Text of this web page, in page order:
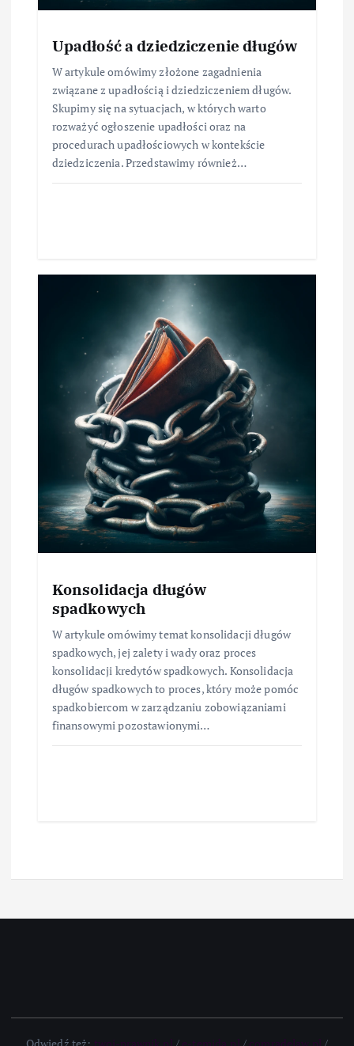
Upadłość a dziedziczenie długów
W artykule omówimy złożone zagadnienia
związane z upadłością i dziedziczeniem długów.
Skupimy się na sytuacjach, w których warto
rozważyć ogłoszenie upadłości oraz na
procedurach upadłościowych w kontekście
dziedziczenia. Przedstawimy również…
Konsolidacja długów
spadkowych
W artykule omówimy temat konsolidacji długów
spadkowych, jej zalety i wady oraz proces
konsolidacji kredytów spadkowych. Konsolidacja
długów spadkowych to proces, który może pomóc
spadkobiercom w zarządzaniu zobowiązaniami
finansowymi pozostawionymi…